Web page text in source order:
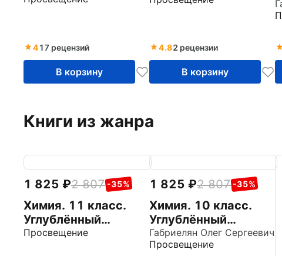
417 рецензий
В корзину
опытов и
Габриеляна
4.82 рецензии
В корзину
Книги из жанра
1 825 2 807 -35%
Химия. 11 класс.
Углублённый
уровень. Учебное
Просвещение
1 825 2 807 -35%
Химия. 10 класс.
Углублённый
уровень. Учебное
пособие
Габриелян Олег Сергеевич
Просвещение